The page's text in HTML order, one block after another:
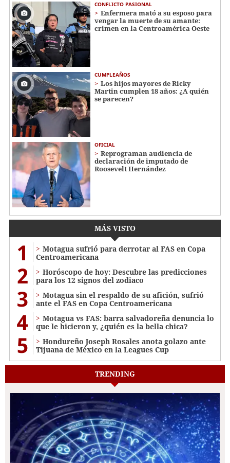
CONFLICTO PASIONAL
Enfermera mató a su esposo para
vengar la muerte de su amante:
crimen en la Centroamérica Oeste
CUMPLEAÑOS
Los hijos mayores de Ricky
Martin cumplen 18 años: ¿A quién
se parecen?
OFICIAL
Reprograman audiencia de
declaración de imputado de
Roosevelt Hernández
MÁS VISTO
1
Motagua sufrió para derrotar al FAS en Copa
Centroamericana
2
Horóscopo de hoy: Descubre las predicciones
para los 12 signos del zodiaco
3
Motagua sin el respaldo de su afición, sufrió
ante el FAS en Copa Centroamericana
4
Motagua vs FAS: barra salvadoreña denuncia lo
que le hicieron y, ¿quién es la bella chica?
5
Hondureño Joseph Rosales anota golazo ante
Tijuana de México en la Leagues Cup
TRENDING